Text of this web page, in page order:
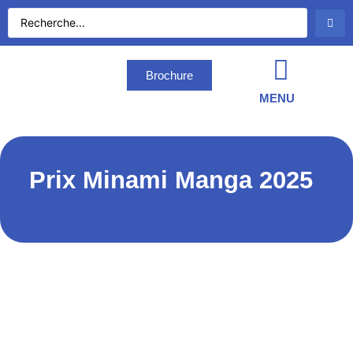
Brochure
MENU
Prix Minami Manga 2025